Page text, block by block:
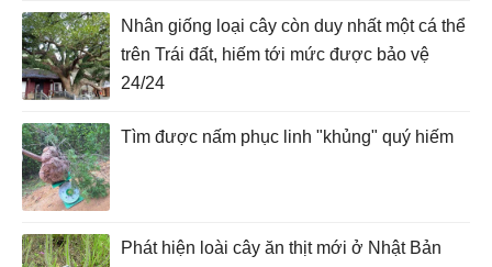
Nhân giống loại cây còn duy nhất một cá thể
trên Trái đất, hiếm tới mức được bảo vệ
24/24
Tìm được nấm phục linh "khủng" quý hiếm
Phát hiện loài cây ăn thịt mới ở Nhật Bản